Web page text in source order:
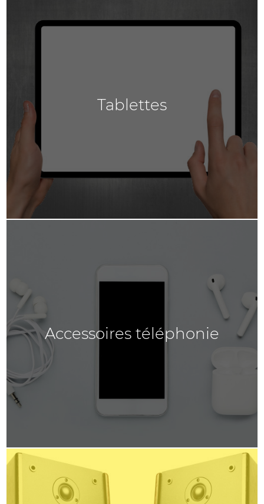
Tablettes
Accessoires téléphonie